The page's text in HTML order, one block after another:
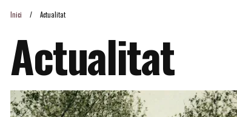
Inici Actualitat
Actualitat